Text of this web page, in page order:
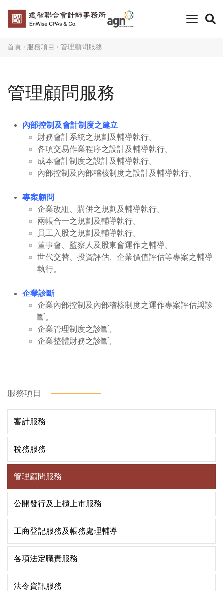
toggle
首頁 服務項目 管理顧問服務
管理顧問服務
內部控制及會計制度之建立
財務會計系統之規劃及輔導執行。
各項交易作業程序之設計及輔導執行。
成本會計制度之設計及輔導執行。
內部控制及內部稽核制度之設計及輔導執行。
專案顧問
企業改組、購併之規劃及輔導執行。
兩帳合一之規劃及輔導執行。
員工入股之規劃及輔導執行。
董事會、監察人及股東會運作之輔導。
世代交替、投資評估、企業價值評估等專案之輔導
執行。
企業診斷
企業內部控制及內部稽核制度之運作專案評估與診
斷。
企業管理制度之診斷。
企業整體財務之診斷。
服務項目
審計服務
稅務服務
管理顧問服務
公開發行及上櫃上市服務
工商登記服務及帳務處理輔導
各項法定職責服務
法令資訊服務